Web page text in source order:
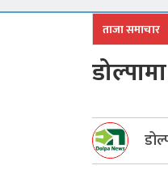
ताजा समाचार